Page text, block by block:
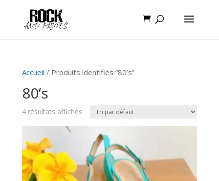
Accueil / Produits identifiés “80’s”
80’s
4 résultats affichés